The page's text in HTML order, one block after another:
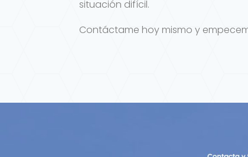
situación difícil.
Contáctame hoy mismo y